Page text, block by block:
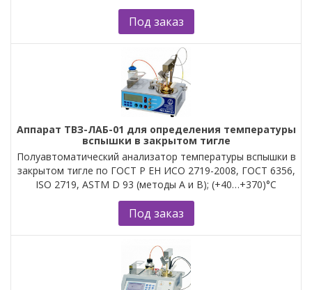
Под заказ
Аппарат ТВЗ-ЛАБ-01 для определения температуры
вспышки в закрытом тигле
Полуавтоматический анализатор температуры вспышки в
закрытом тигле по ГОСТ Р ЕН ИСО 2719-2008, ГОСТ 6356,
ISO 2719, ASTM D 93 (методы А и B); (+40…+370)°С
Под заказ